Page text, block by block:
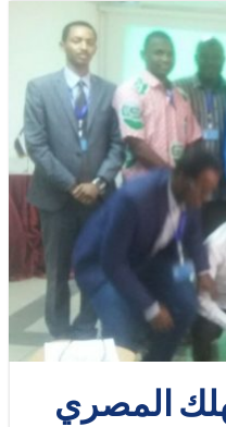
المصري